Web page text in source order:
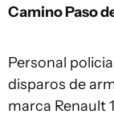
Camino Paso
Personal
disparos de
marca Renault